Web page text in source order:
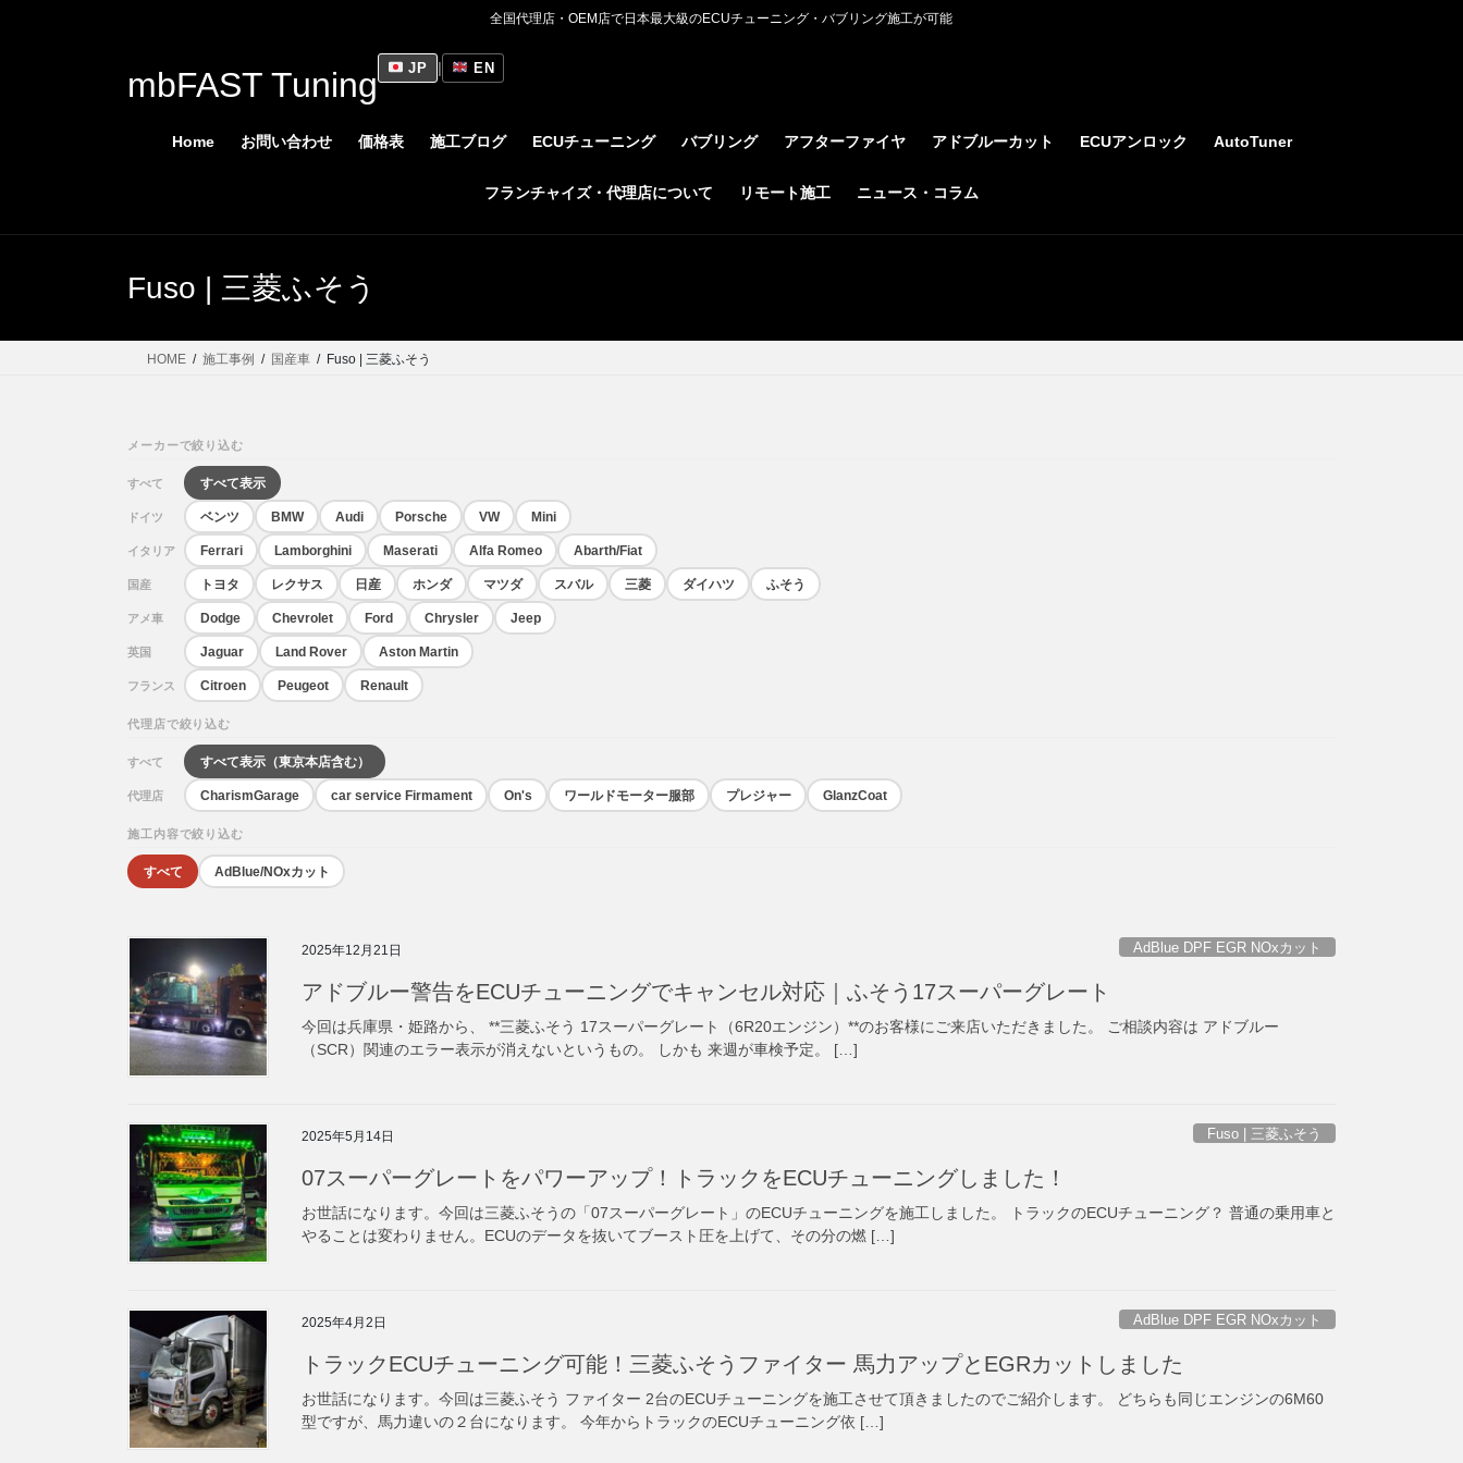
全国代理店・OEM店で日本最大級のECUチューニング・バブリング施工が可能
mbFAST Tuning JP EN
Home お問い合わせ 価格表 施工ブログ ECUチューニング バブリング アフターファイヤ アドブルーカット ECUアンロック AutoTuner
フランチャイズ・代理店について リモート施工 ニュース・コラム
Fuso | 三菱ふそう
HOME 施工事例 国産車 Fuso | 三菱ふそう
メーカーで絞り込む
すべて すべて表示
ドイツ ベンツ BMW Audi Porsche VW Mini
イタリア Ferrari Lamborghini Maserati Alfa Romeo Abarth/Fiat
国産 トヨタ レクサス 日産 ホンダ マツダ スバル 三菱 ダイハツ ふそう
アメ車 Dodge Chevrolet Ford Chrysler Jeep
英国 Jaguar Land Rover Aston Martin
フランス Citroen Peugeot Renault
代理店で絞り込む
すべて すべて表示（東京本店含む）
代理店 CharismGarage car service Firmament On's ワールドモーター服部 プレジャー GlanzCoat
施工内容で絞り込む
すべて AdBlue/NOxカット
2025年12月21日 AdBlue DPF EGR NOxカット
アドブルー警告をECUチューニングでキャンセル対応｜ふそう17スーパーグレート
今回は兵庫県・姫路から、 **三菱ふそう 17スーパーグレート（6R20エンジン）**のお客様にご来店いただきました。 ご相談内容は アドブルー
（SCR）関連のエラー表示が消えないというもの。 しかも 来週が車検予定。 […]
2025年5月14日 Fuso | 三菱ふそう
07スーパーグレートをパワーアップ！トラックをECUチューニングしました！
お世話になります。今回は三菱ふそうの「07スーパーグレート」のECUチューニングを施工しました。 トラックのECUチューニング？ 普通の乗用車と
やることは変わりません。ECUのデータを抜いてブースト圧を上げて、その分の燃 […]
2025年4月2日 AdBlue DPF EGR NOxカット
トラックECUチューニング可能！三菱ふそうファイター 馬力アップとEGRカットしました
お世話になります。今回は三菱ふそう ファイター 2台のECUチューニングを施工させて頂きましたのでご紹介します。 どちらも同じエンジンの6M60
型ですが、馬力違いの２台になります。 今年からトラックのECUチューニング依 […]